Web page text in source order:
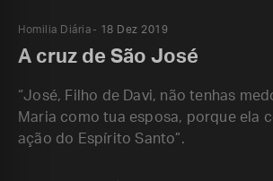
Homilia Diária 18 Dez 2019
A cruz de São José
“José, Filho de Davi, não tenhas
Maria como tua esposa, porque ela
ação do Espírito Santo”.